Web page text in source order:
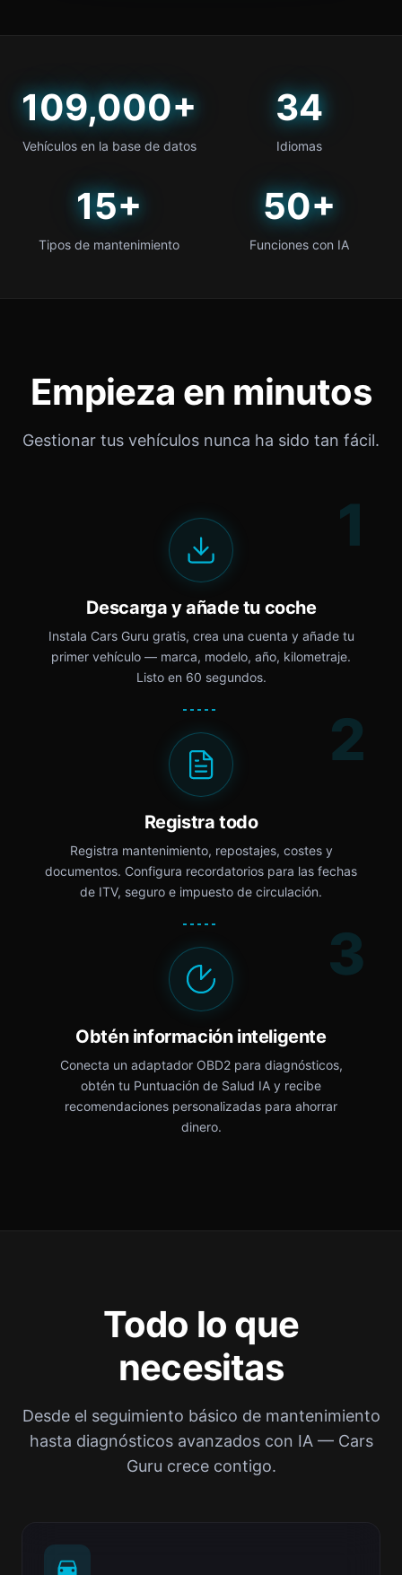
109,000+
Vehículos en la base de datos
34
Idiomas
15+
Tipos de mantenimiento
50+
Funciones con IA
Empieza en minutos
Gestionar tus vehículos nunca ha sido tan fácil.
1
Descarga y añade tu coche
Instala Cars Guru gratis, crea una cuenta y añade tu
primer vehículo — marca, modelo, año, kilometraje.
Listo en 60 segundos.
2
Registra todo
Registra mantenimiento, repostajes, costes y
documentos. Configura recordatorios para las fechas
de ITV, seguro e impuesto de circulación.
3
Obtén información inteligente
Conecta un adaptador OBD2 para diagnósticos,
obtén tu Puntuación de Salud IA y recibe
recomendaciones personalizadas para ahorrar
dinero.
Todo lo que
necesitas
Desde el seguimiento básico de mantenimiento
hasta diagnósticos avanzados con IA — Cars
Guru crece contigo.